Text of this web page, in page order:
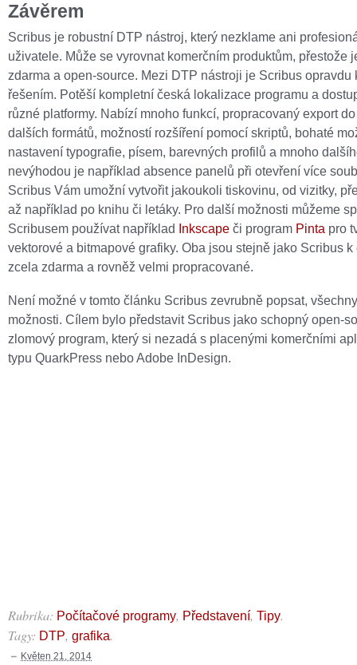
Závěrem
Scribus je robustní DTP nástroj, který nezklame ani
uživatele. Může se vyrovnat komerčním produktům, přestože
zdarma a open-source. Mezi DTP nástroji je Scribus opravdu
řešením. Potěší kompletní česká lokalizace programu a
různé platformy. Nabízí mnoho funkcí, propracovaný export
dalších formátů, možností rozšíření pomocí skriptů, bohaté
nastavení typografie, písem, barevných profilů a mnoho
nevýhodou je například absence panelů při otevření více
Scribus Vám umožní vytvořit jakoukoli tiskovinu, od vizitky,
až například po knihu či letáky. Pro další možnosti můžeme
Scribusem používat například Inkscape či program Pinta pro
vektorové a bitmapové grafiky. Oba jsou stejně jako Scribus
zcela zdarma a rovněž velmi propracované.
Není možné v tomto článku Scribus zevrubně popsat,
možnosti. Cílem bylo představit Scribus jako schopný open-
zlomový program, který si nezadá s placenými komerčními
typu QuarkPress nebo Adobe InDesign.
Rubrika: Počítačové programy, Představení, Tipy.
Tagy: DTP, grafika.
Květen 21, 2014